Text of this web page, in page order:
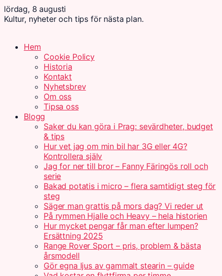
lördag, 8 augusti
Kultur, nyheter och tips för nästa plan.
Hem
Cookie Policy
Historia
Kontakt
Nyhetsbrev
Om oss
Tipsa oss
Blogg
Saker du kan göra i Prag: sevärdheter, budget
& tips
Hur vet jag om min bil har 3G eller 4G?
Kontrollera själv
Jag for ner till bror – Fanny Färingös roll och
serie
Bakad potatis i micro – flera samtidigt steg för
steg
Säger man grattis på mors dag? Vi reder ut
På rymmen Hjalle och Heavy – hela historien
Hur mycket pengar får man efter lumpen?
Ersättning 2025
Range Rover Sport – pris, problem & bästa
årsmodell
Gör egna ljus av gammalt stearin – guide